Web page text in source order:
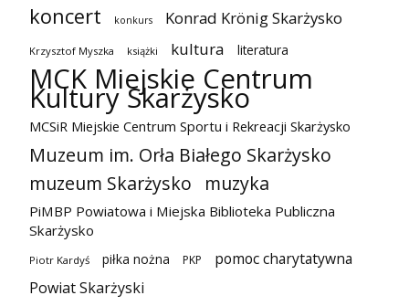
koncert konkurs Konrad Krönig Skarżysko
Krzysztof Myszka książki kultura literatura
MCK Miejskie Centrum
Kultury Skarżysko
MCSiR Miejskie Centrum Sportu i Rekreacji Skarżysko
Muzeum im. Orła Białego Skarżysko
muzeum Skarżysko
muzyka
PiMBP Powiatowa i Miejska Biblioteka Publiczna
Skarżysko
Piotr Kardyś piłka nożna PKP
pomoc charytatywna
Powiat Skarżyski